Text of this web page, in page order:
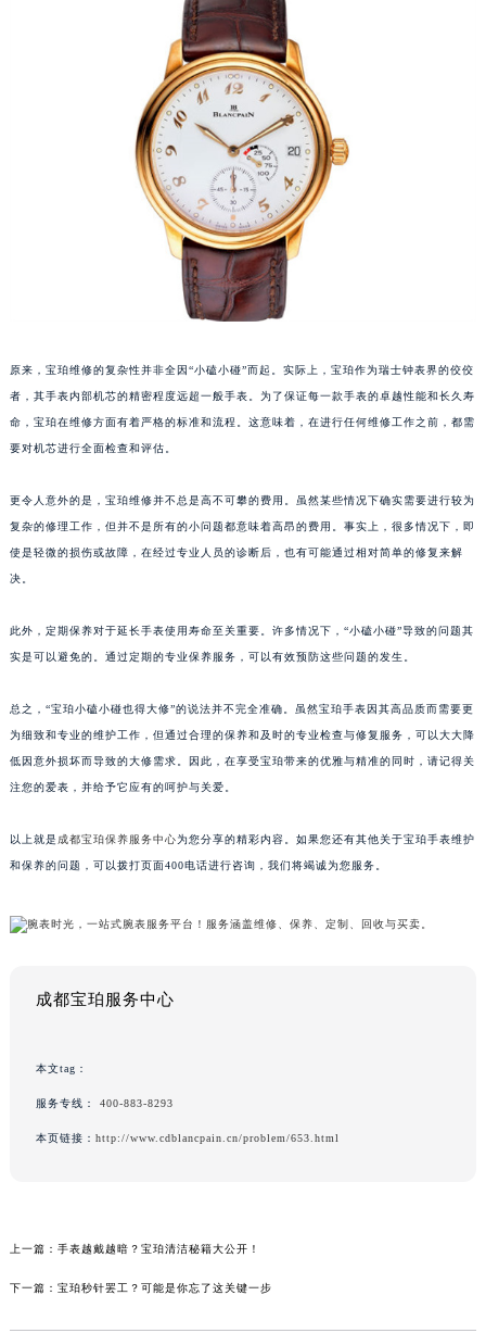
原来，宝珀维修的复杂性并非全因“小磕小碰”而起。实际上，宝珀作为瑞士钟表界的佼佼
者，其手表内部机芯的精密程度远超一般手表。为了保证每一款手表的卓越性能和长久寿
命，宝珀在维修方面有着严格的标准和流程。这意味着，在进行任何维修工作之前，都需
要对机芯进行全面检查和评估。
更令人意外的是，宝珀维修并不总是高不可攀的费用。虽然某些情况下确实需要进行较为
复杂的修理工作，但并不是所有的小问题都意味着高昂的费用。事实上，很多情况下，即
使是轻微的损伤或故障，在经过专业人员的诊断后，也有可能通过相对简单的修复来解
决。
此外，定期保养对于延长手表使用寿命至关重要。许多情况下，“小磕小碰”导致的问题其
实是可以避免的。通过定期的专业保养服务，可以有效预防这些问题的发生。
总之，“宝珀小磕小碰也得大修”的说法并不完全准确。虽然宝珀手表因其高品质而需要更
为细致和专业的维护工作，但通过合理的保养和及时的专业检查与修复服务，可以大大降
低因意外损坏而导致的大修需求。因此，在享受宝珀带来的优雅与精准的同时，请记得关
注您的爱表，并给予它应有的呵护与关爱。
以上就是 成都宝珀保养服务中心为您分享的精彩内容。如果您还有其他关于宝珀手表维护
和保养的问题，可以拨打页面400电话进行咨询，我们将竭诚为您服务。
成都宝珀服务中心
本文tag：
服务专线： 400-883-8293
本页链接： http://www.cdblancpain.cn/problem/653.html
上一篇： 手表越戴越暗？宝珀清洁秘籍大公开！
下一篇： 宝珀秒针罢工？可能是你忘了这关键一步